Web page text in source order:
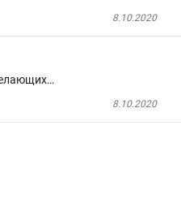
8.10.2020
8.10.2020